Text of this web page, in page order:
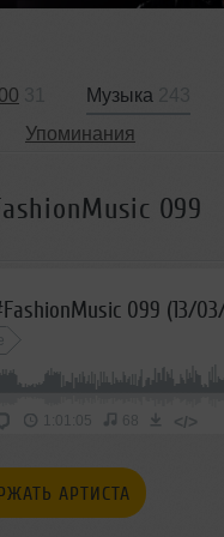
Музыка
Упоминания
099
099 (13/
1:01:05 68 </>
АРТИСТА